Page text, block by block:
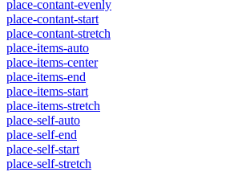
place-contant-evenly
place-contant-start
place-contant-stretch
place-items-auto
place-items-center
place-items-end
place-items-start
place-items-stretch
place-self-auto
place-self-end
place-self-start
place-self-stretch